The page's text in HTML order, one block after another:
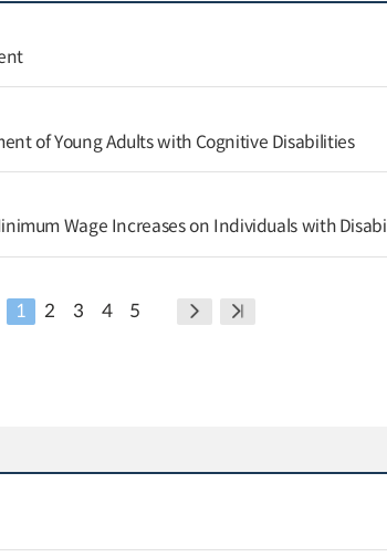
of Young Adults with Cognitive Disabilities
Wage Increases on Individuals with
1 2 3 4 5